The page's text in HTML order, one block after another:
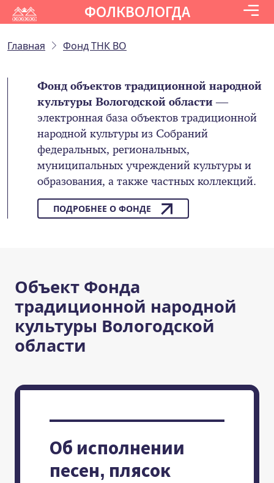
ФОЛКВОЛОГДА
Главная Фонд ТНК ВО
Фонд объектов традиционной народной
культуры Вологодской области—
электронная база объектов традиционной
народной культуры из Собраний
федеральных, региональных,
муниципальных учреждений культуры и
образования, а также частных коллекций.
ПОДРОБНЕЕ О ФОНДЕ
Объект Фонда
традиционной народной
культуры Вологодской
области
Об исполнении
песен, плясок